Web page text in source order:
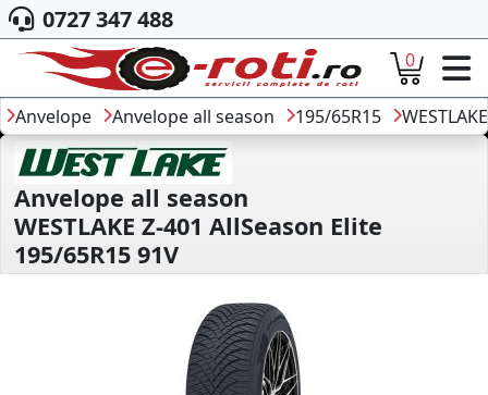
ACASA
DESPRE NOI
ANVELOPE
AUTO
CAMION
MOTO
AGROINDUSTRIALE
CAUTARE DUPA
DIMENSIUNI
PRODUCATORI ANVELOPE
MARCA AUTO
0727 347 488
0
Anvelope Anvelope all season 195/65R15 WESTLAKE
Anvelope all season
WESTLAKE Z-401 AllSeason Elite
195/65R15 91V